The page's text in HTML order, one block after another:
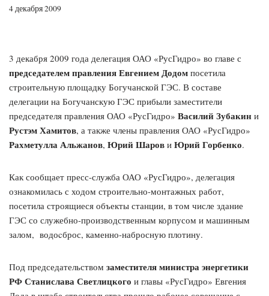
4 декабря 2009
3 декабря 2009 года делегация ОАО «РусГидро» во главе с
председателем правления Евгением Додом посетила
строительную площадку Богучанской ГЭС. В составе
делегации на Богучанскую ГЭС прибыли заместители
председателя правления ОАО «РусГидро» Василий Зубакин и
Рустэм Хамитов, а также члены правления ОАО «РусГидро»
Рахметулла Альжанов, Юрий Шаров и Юрий Горбенко.
Как сообщает пресс-служба ОАО «РусГидро», делегация
ознакомилась с ходом строительно-монтажных работ,
посетила строящиеся объекты станции, в том числе здание
ГЭС со служебно-производственным корпусом и машинным
залом, водоcброс, каменно-набросную плотину.
Под председательством заместителя министра энергетики
РФ Станислава Светлицкого и главы «РусГидро» Евгения